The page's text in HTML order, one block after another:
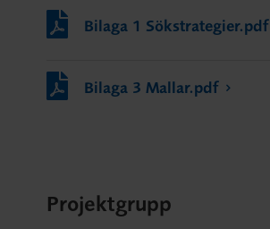
Bilaga 1 Sökstrategier.pdf
Bilaga 3 Mallar.pdf
Projektgrupp